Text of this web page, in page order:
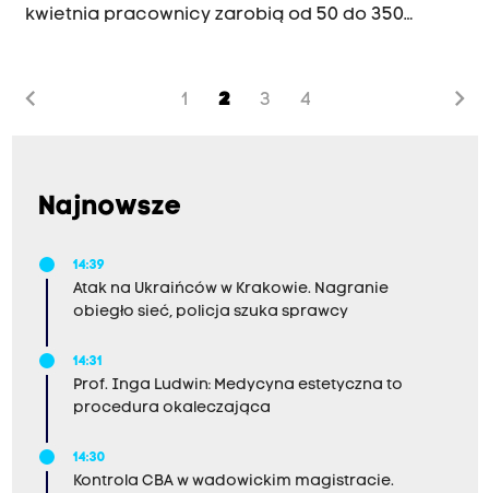
kwietnia pracownicy zarobią od 50 do 350
chevron_left 1 2 3 4 chevron_right
Najnowsze
14:39
Atak na Ukraińców w Krakowie. Nagranie
obiegło sieć, policja szuka sprawcy
14:31
Prof. Inga Ludwin: Medycyna estetyczna to
procedura okaleczająca
14:30
Kontrola CBA w wadowickim magistracie.